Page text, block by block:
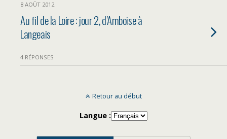
8 AOÛT 2012
Au fil de la Loire : jour 2, d’Amboise à
Langeais
4 RÉPONSES
Retour au début
Langue :